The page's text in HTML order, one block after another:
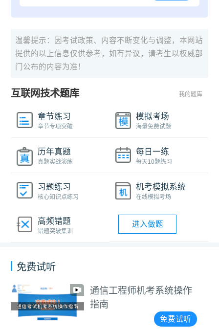
温馨提示：因考试政策、内容不断变化与调整，本网站
提供的以上信息仅供参考，如有异议，请考生以权威部
门公布的内容为准！
互联网技术题库 我的题库
章节练习
章节专项突破
模拟考场
海量免费试题
历年真题
真题实战演练
每日一练
每天10题练习
习题练习
核心知识点练习
机考模拟系统
在线模拟考场
高频错题
错题突破集训
进入做题
免费试听
通信工程师机考系统操作
指南
免费试听